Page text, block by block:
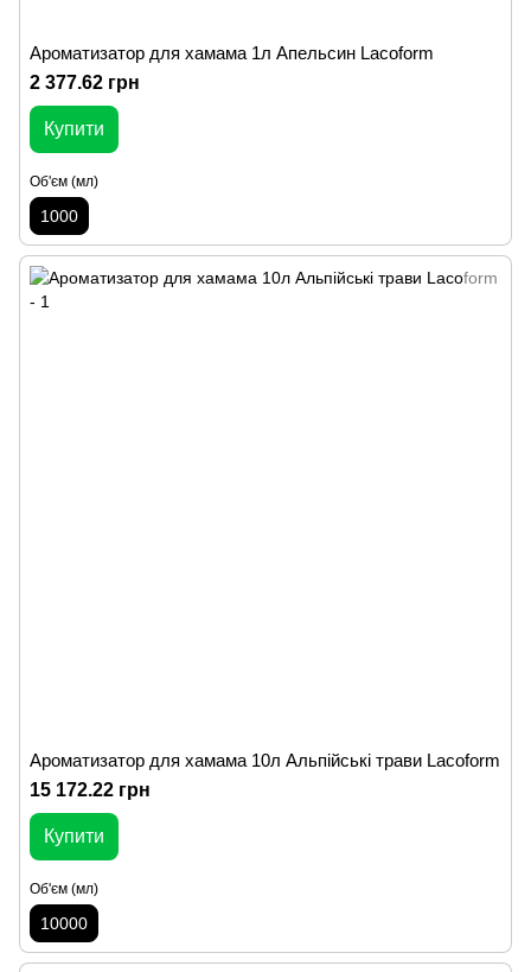
Ароматизатор для хамама 1л Апельсин Lacoform
2 377.62 грн
Купити
Об'єм (мл)
1000
Ароматизатор для хамама 10л Альпійські трави Lacoform
15 172.22 грн
Купити
Об'єм (мл)
10000